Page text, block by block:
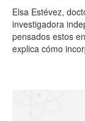
Elsa Estévez,
investigadora
pensados estos
explica cómo